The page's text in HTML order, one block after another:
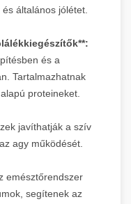
általános jólétet.
és a
Tartalmazhatnak
proteineket.
javíthatják a szív
agy működését.
emésztőrendszer
segítenek az